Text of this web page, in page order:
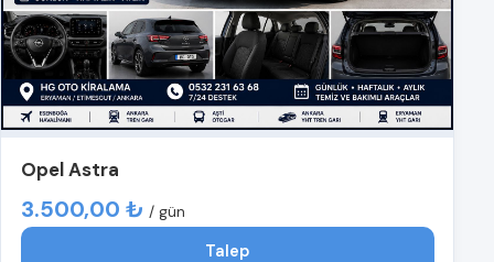
Opel Astra
3.500,00 ₺ / gün
Talep